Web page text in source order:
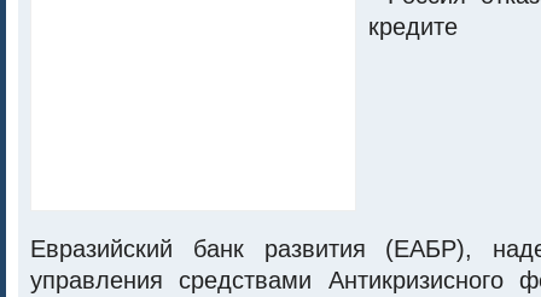
Евразийский банк развития (ЕАБР),
управления средствами Антикризисного